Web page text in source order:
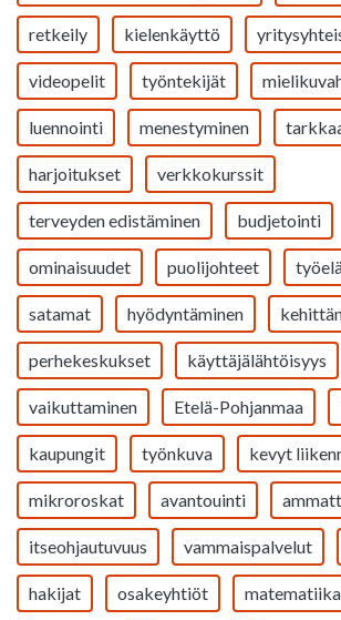
retkeily kielenkäyttö
videopelit työntekijät
luennointi menestyminen
harjoitukset verkkokurssit
terveyden edistäminen budjetointi
ominaisuudet puolijohteet
satamat hyödyntäminen
perhekeskukset käyttäjälähtöisyys
vaikuttaminen Etelä-Pohjanmaa
kaupungit työnkuva kevyt
mikroroskat avantouinti
itseohjautuvuus vammaispalvelut
hakijat osakeyhtiöt